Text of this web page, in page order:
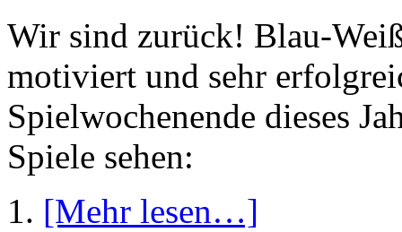
Wir sind zurück! Blau-
motiviert und sehr
Spielwochenende dieses
Spiele sehen:
1. [Mehr lesen…]